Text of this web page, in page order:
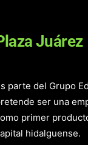
Juárez
parte del Grupo
ser una
primer
hidalguense.